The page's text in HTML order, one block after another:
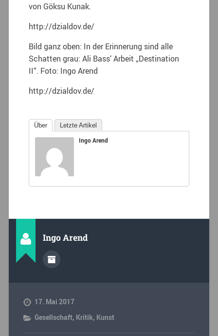
von Göksu Kunak.
http://dzialdov.de/
Bild ganz oben: In der Erinnerung sind alle
Schatten grau: Ali Bass‘ Arbeit „Destination
II“. Foto: Ingo Arend
http://dzialdov.de/
Über Letzte Artikel
Ingo Arend
Ingo Arend
17. Mai 2017
Gesellschaft, Kritik, Kunst